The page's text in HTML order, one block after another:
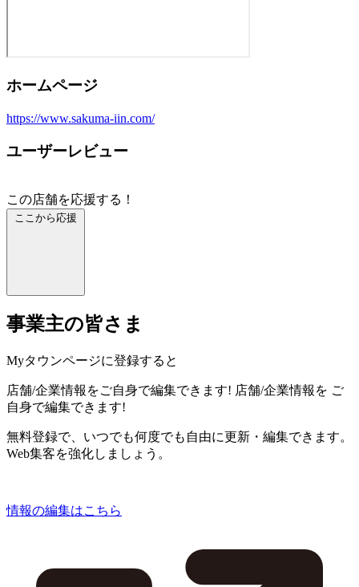
ホームページ
https://www.sakuma-iin.com/
ユーザーレビュー
この店舗を応援する！
ここから応援
事業主の皆さま
Myタウンページに登録すると
店舗/企業情報をご自身で編集できます! 店舗/企業情報を ご
自身で編集できます!
無料登録で、いつでも何度でも自由に更新・編集できます。
Web集客を強化しましょう。
情報の編集はこちら